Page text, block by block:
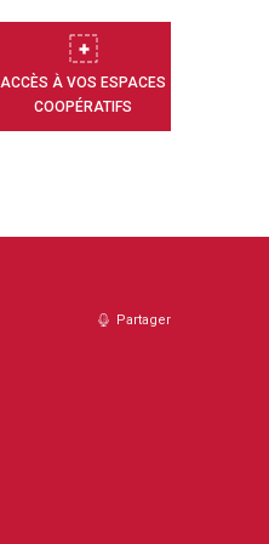
ACCÈS À VOS ESPACES
COOPÉRATIFS
Partager